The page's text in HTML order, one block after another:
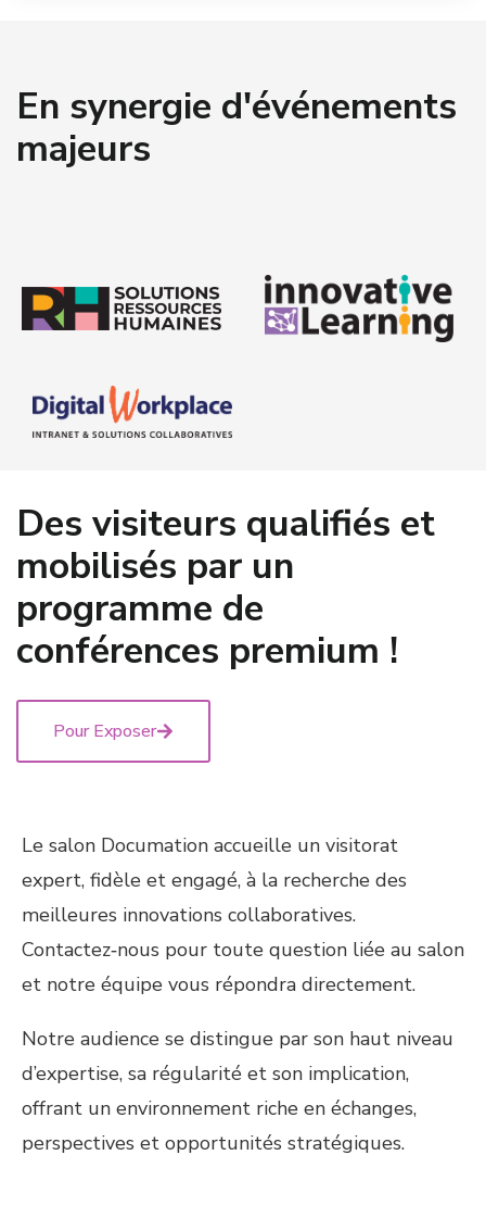
En synergie d'événements
majeurs
Des visiteurs qualifiés et
mobilisés par un
programme de
conférences premium !
Pour Exposer
Le salon Documation accueille un visitorat
expert, fidèle et engagé, à la recherche des
meilleures innovations collaboratives.
Contactez‑nous pour toute question liée au salon
et notre équipe vous répondra directement.
Notre audience se distingue par son haut niveau
d’expertise, sa régularité et son implication,
offrant un environnement riche en échanges,
perspectives et opportunités stratégiques.